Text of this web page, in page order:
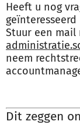
Heeft u nog
Stuur een mail
neem
Dit zeggen